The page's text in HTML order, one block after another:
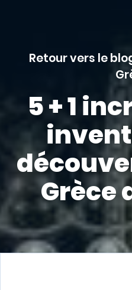
Retour vers le
5 + 1
Grèce